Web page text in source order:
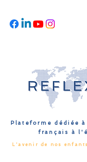
Plateforme dédiée
français à
L'avenir de nos